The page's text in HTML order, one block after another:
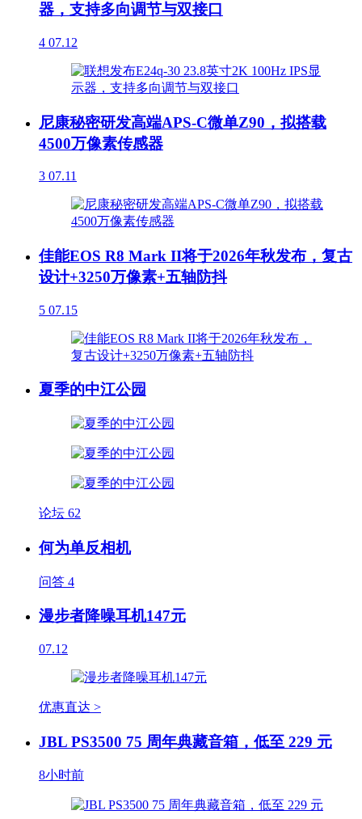
器，支持多向调节与双接口
4 07.12
尼康秘密研发高端APS-C微单Z90，拟搭载
4500万像素传感器
3 07.11
佳能EOS R8 Mark II将于2026年秋发布，复古
设计+3250万像素+五轴防抖
5 07.15
夏季的中江公园
论坛 62
何为单反相机
问答 4
漫步者降噪耳机147元
07.12
优惠直达 >
JBL PS3500 75 周年典藏音箱，低至 229 元
8小时前